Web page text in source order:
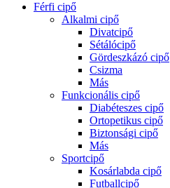
Férfi cipő
Alkalmi cipő
Divatcipő
Sétálócipő
Gördeszkázó cipő
Csizma
Más
Funkcionális cipő
Diabéteszes cipő
Ortopetikus cipő
Biztonsági cipő
Más
Sportcipő
Kosárlabda cipő
Futballcipő